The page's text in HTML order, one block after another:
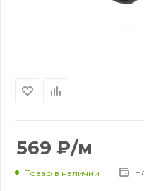
569 ₽/м
Товар в наличии